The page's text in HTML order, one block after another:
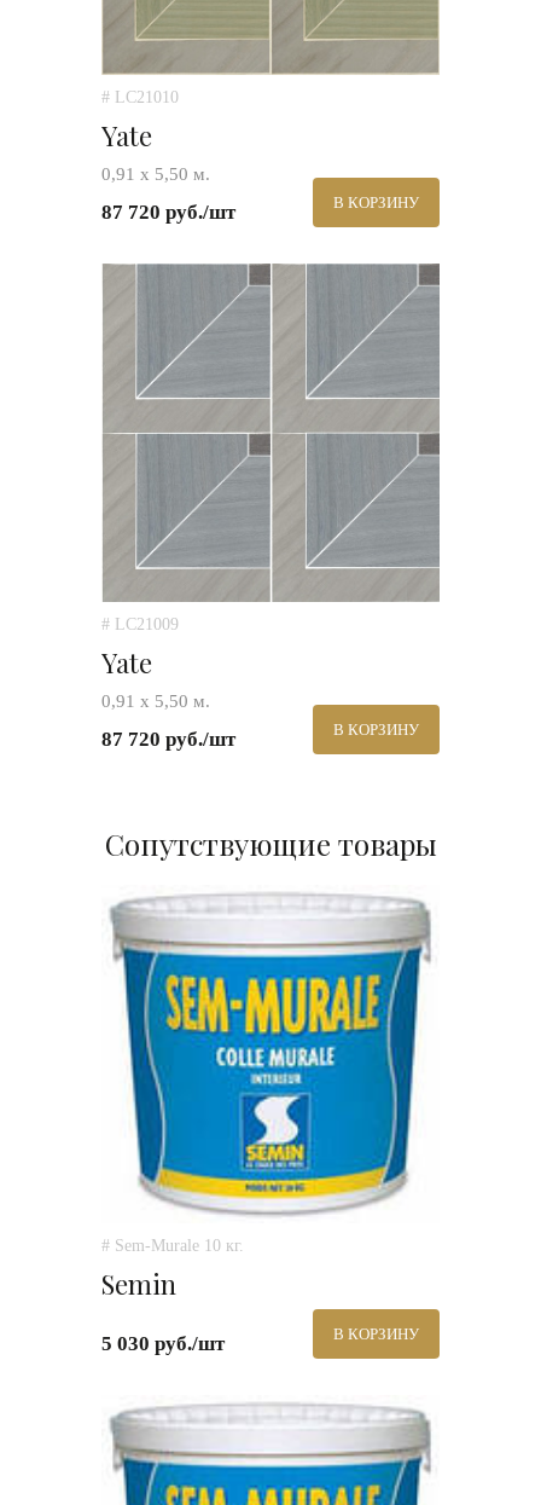
# LC21010
Yate
0,91 х 5,50 м.
87 720 руб./шт В КОРЗИНУ
# LC21009
Yate
0,91 х 5,50 м.
87 720 руб./шт В КОРЗИНУ
Сопутствующие товары
# Sem-Murale 10 кг.
Semin
5 030 руб./шт В КОРЗИНУ